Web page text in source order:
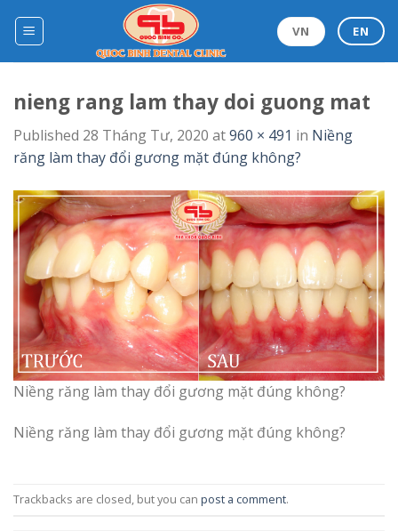
VN EN
nieng rang lam thay doi guong mat
Published 28 Tháng Tư, 2020 at960 × 491 in Niềng
răng làm thay đổi gương mặt đúng không?
Niềng răng làm thay đổi gương mặt đúng không?
Niềng răng làm thay đổi gương mặt đúng không?
Trackbacks are closed, but you can post a comment.